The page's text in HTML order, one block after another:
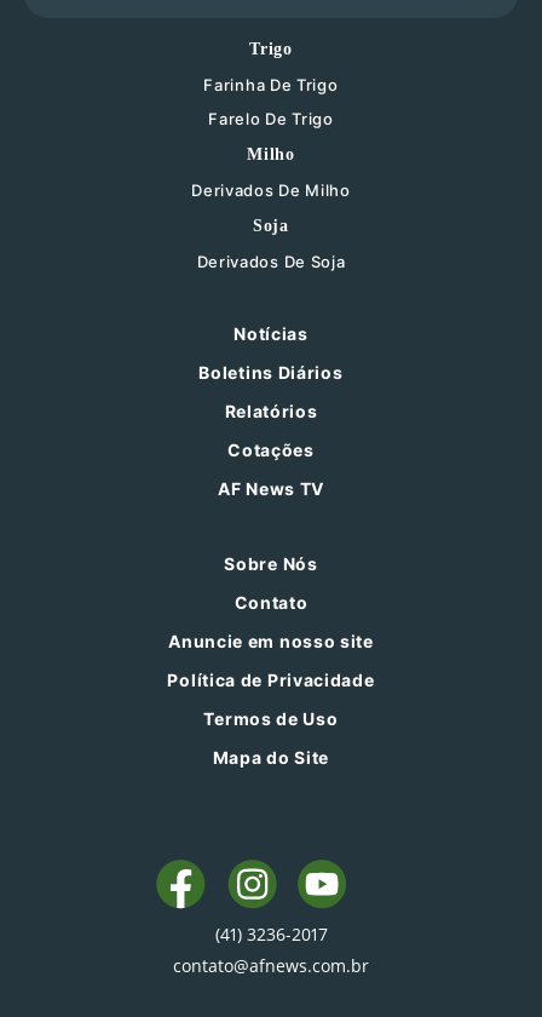
Trigo
Farinha De Trigo
Farelo De Trigo
Milho
Derivados De Milho
Soja
Derivados De Soja
Notícias
Boletins Diários
Relatórios
Cotações
AF News TV
Sobre Nós
Contato
Anuncie em nosso site
Política de Privacidade
Termos de Uso
Mapa do Site
(41) 3236-2017
contato@afnews.com.br